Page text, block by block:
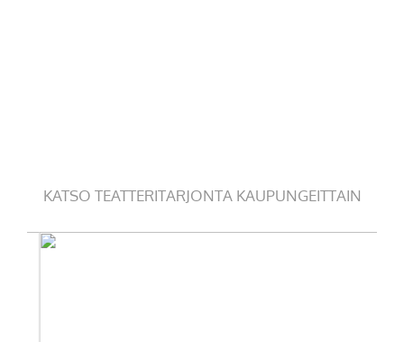
KATSO TEATTERITARJONTA KAUPUNGEITTAIN